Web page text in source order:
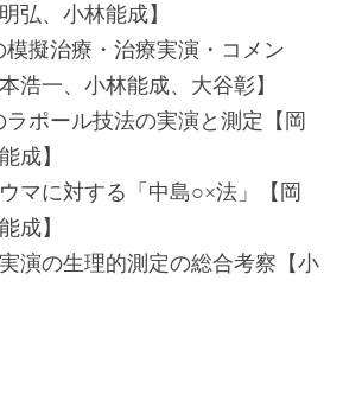
弘、小林能成】
擬治療・治療実演・コメン
浩一、小林能成、大谷彰】
ポール技法の実演と測定【岡
成】
マに対する「中島○×法」【岡
成】
演の生理的測定の総合考察【小